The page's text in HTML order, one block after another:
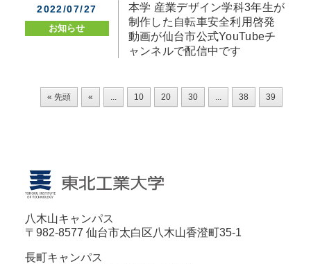
2022/07/27
お知らせ
本学 産業デザイン学科3年生が
制作した自転車安全利用啓発
動画が仙台市公式YouTubeチ
ャンネルで配信中です
« 先頭 « ... 10 20 30 ... 38 39
八木山キャンパス
〒982-8577 仙台市太白区八木山香澄町35-1
長町キャンパス